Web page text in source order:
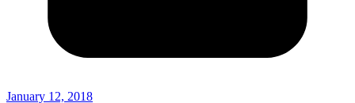
January 12, 2018